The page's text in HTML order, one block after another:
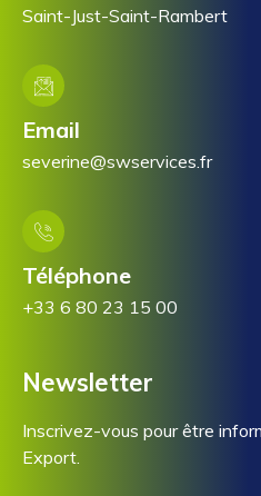
Saint-Just-Saint-Rambert
Email
severine@swservices.fr
Téléphone
+33 6 80 23 15 00
Newsletter
Inscrivez-vous pour être
Export.